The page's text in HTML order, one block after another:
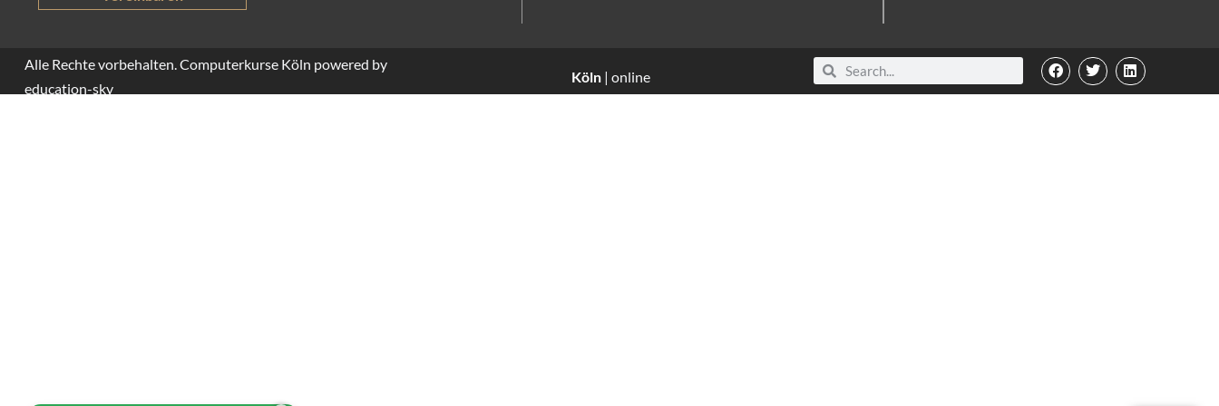
Alle Rechte vorbehalten. Computerkurse Köln powered by
education-sky
Köln | online